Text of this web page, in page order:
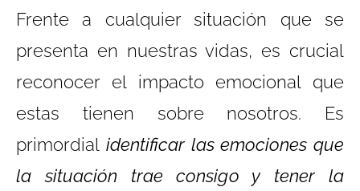
Frente a cualquier situación que se
presenta en nuestras vidas, es crucial
reconocer el impacto emocional que
estas tienen sobre nosotros. Es
primordial identificar las emociones que
la situación trae consigo y tener la